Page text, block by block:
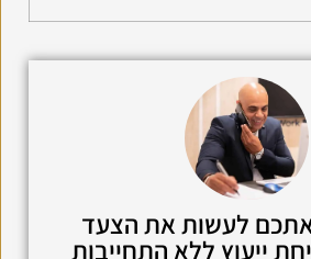
אתכם לעשות את הצעד
ייעוץ ללא התחייבות